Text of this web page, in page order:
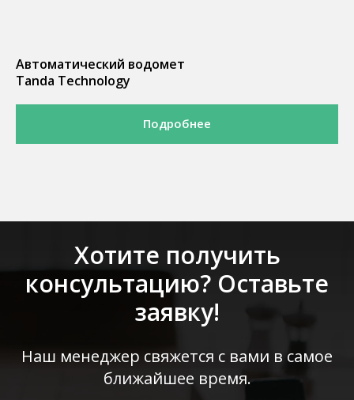
Автоматический водомет
Tanda Technology
Подробнее
Хотите получить
консультацию? Оставьте
заявку!
Наш менеджер свяжется с вами в самое
ближайшее время.